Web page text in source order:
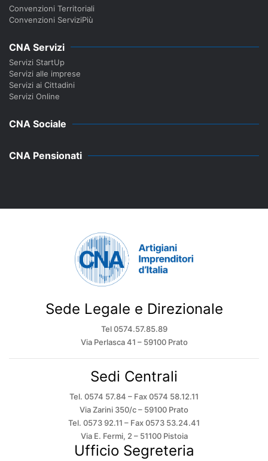
Convenzioni Territoriali
Convenzioni ServiziPiù
CNA Servizi
Servizi StartUp
Servizi alle imprese
Servizi ai Cittadini
Servizi Online
CNA Sociale
CNA Pensionati
Sede Legale e Direzionale
Tel 0574.57.85.89
Via Perlasca 41 – 59100 Prato
Sedi Centrali
Tel. 0574 57.84 – Fax 0574 58.12.11
Via Zarini 350/c – 59100 Prato
Tel. 0573 92.11 – Fax 0573 53.24.41
Via E. Fermi, 2 – 51100 Pistoia
Ufficio Segreteria